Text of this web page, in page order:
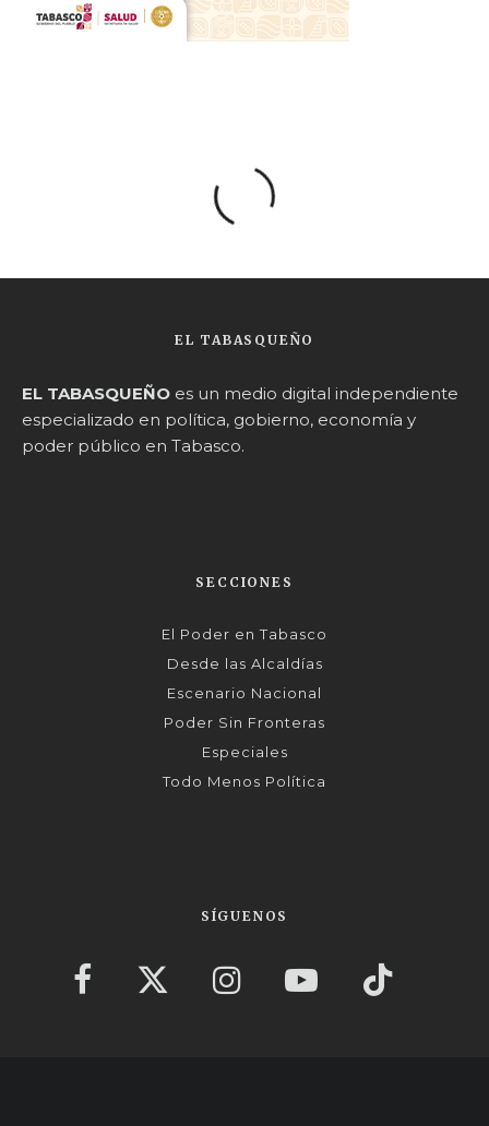
EL TABASQUEÑO
EL TABASQUEÑO es un medio digital independiente
especializado en política, gobierno, economía y
poder público en Tabasco.
SECCIONES
El Poder en Tabasco
Desde las Alcaldías
Escenario Nacional
Poder Sin Fronteras
Especiales
Todo Menos Política
SÍGUENOS